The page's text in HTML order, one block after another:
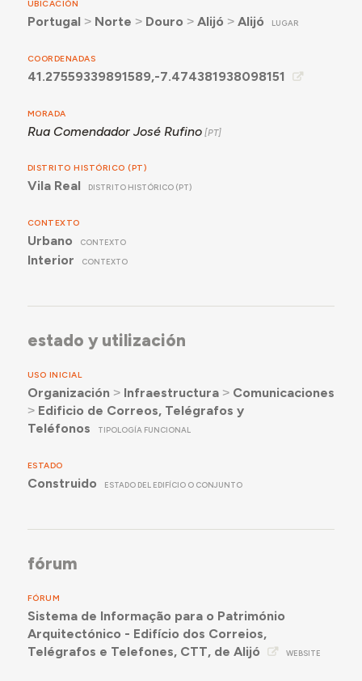
UBICACIÓN
Portugal ˃ Norte ˃ Douro ˃ Alijó ˃ Alijó LUGAR
COORDENADAS
41.27559339891589,-7.474381938098151
MORADA
Rua Comendador José Rufino
DISTRITO HISTÓRICO (PT)
Vila Real DISTRITO HISTÓRICO (PT)
CONTEXTO
Urbano CONTEXTO
Interior CONTEXTO
estado y utilización
USO INICIAL
Organización ˃ Infraestructura˃ Comunicaciones
˃ Edificio de Correos, Telégrafos y
Teléfonos
TIPOLOGÍA FUNCIONAL
ESTADO
Construido ESTADO DEL EDIFÍCIO O CONJUNTO
fórum
FÓRUM
Sistema de Informação para o Património
Arquitectónico - Edifício dos Correios,
Telégrafos e Telefones, CTT, de Alijó
WEBSITE